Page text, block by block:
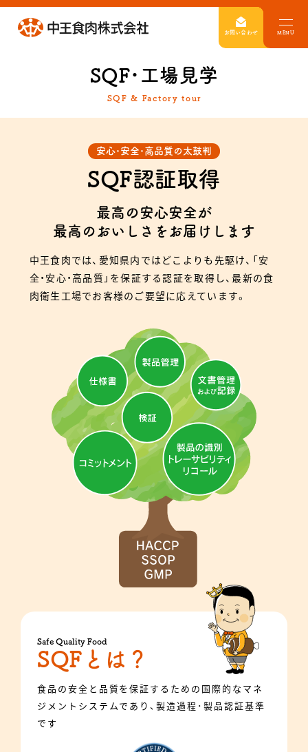
お問い合わせ MENU
SQF･工場見学
SQF & Factory tour
安心･安全･高品質の太鼓判
SQF認証取得
最高の安心安全が
最高のおいしさをお届けします
中王食肉では、愛知県内ではどこよりも先駆け、「安
全・安心・高品質」を保証する認証を取得し、最新の食
肉衛生工場でお客様のご要望に応えています。
SQFとは？
Safe Quality Food
食品の安全と品質を保証するための国際的なマネ
ジメントシステムであり、製造過程･製品認証基準
です